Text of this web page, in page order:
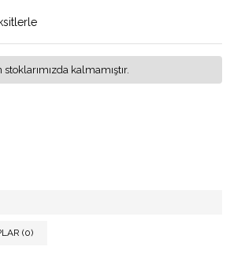
stoklarımızda kalmamıştır.
(0)